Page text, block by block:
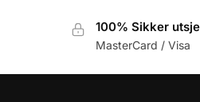
100% Sikker
MasterCard / Visa